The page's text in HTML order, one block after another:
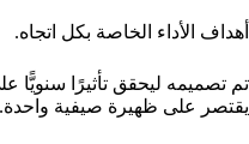
أهداف الأداء الخاصة بكل اتجاه.
تم تصميمه ليحقق تأثيرًا سنويًّا
يقتصر على ظهيرة صيفية واحدة.